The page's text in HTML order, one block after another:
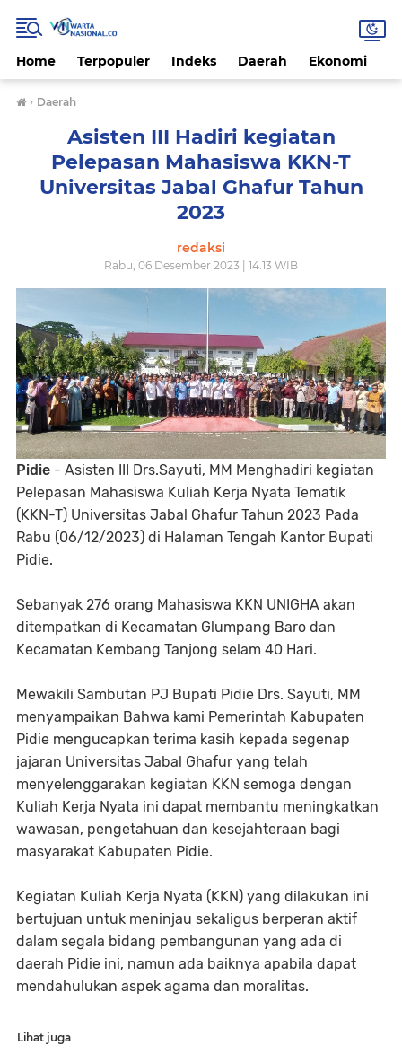
Home Terpopuler Indeks Daerah Ekonomi
› Daerah
Asisten III Hadiri kegiatan
Pelepasan Mahasiswa KKN-T
Universitas Jabal Ghafur Tahun
2023
redaksi
Rabu, 06 Desember 2023 | 14.13 WIB
Pidie - Asisten III Drs.Sayuti, MM Menghadiri kegiatan
Pelepasan Mahasiswa Kuliah Kerja Nyata Tematik
(KKN-T) Universitas Jabal Ghafur Tahun 2023 Pada
Rabu (06/12/2023) di Halaman Tengah Kantor Bupati
Pidie.
Sebanyak 276 orang Mahasiswa KKN UNIGHA akan
ditempatkan di Kecamatan Glumpang Baro dan
Kecamatan Kembang Tanjong selam 40 Hari.
Mewakili Sambutan PJ Bupati Pidie Drs. Sayuti, MM
menyampaikan Bahwa kami Pemerintah Kabupaten
Pidie mengucapkan terima kasih kepada segenap
jajaran Universitas Jabal Ghafur yang telah
menyelenggarakan kegiatan KKN semoga dengan
Kuliah Kerja Nyata ini dapat membantu meningkatkan
wawasan, pengetahuan dan kesejahteraan bagi
masyarakat Kabupaten Pidie.
Kegiatan Kuliah Kerja Nyata (KKN) yang dilakukan ini
bertujuan untuk meninjau sekaligus berperan aktif
dalam segala bidang pembangunan yang ada di
daerah Pidie ini, namun ada baiknya apabila dapat
mendahulukan aspek agama dan moralitas.
Lihat juga